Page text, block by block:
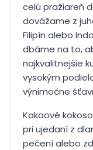
celú pražiareň
dovážame z
Filipín alebo
dbáme na to,
najkvalitnejšie
vysokým
výnimočne
Kakaové
pri ujedaní z
pečení alebo